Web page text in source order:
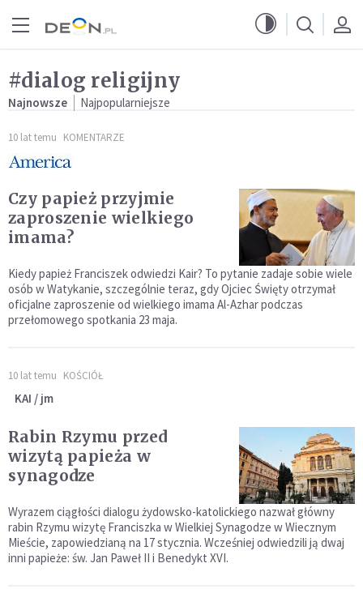
#dialog religijny
Najnowsze Najpopularniejsze
10 lat temu KOMENTARZE
Czy papież przyjmie
zaproszenie wielkiego
imama?
Kiedy papież Franciszek odwiedzi Kair? To pytanie zadaje sobie wiele
osób w Watykanie, szczególnie teraz, gdy Ojciec Święty otrzymał
oficjalne zaproszenie od wielkiego imama Al-Azhar podczas
przełomowego spotkania 23 maja.
10 lat temu KOŚCIÓŁ
KAI / jm
Rabin Rzymu przed
wizytą papieża w
synagodze
Wyrazem ciągłości dialogu żydowsko-katolickiego nazwał główny
rabin Rzymu wizytę Franciszka w Wielkiej Synagodze w Wiecznym
Mieście, zapowiedzianą na 17 stycznia. Wcześniej odwiedzili ją dwaj
inni papieże: św. Jan Paweł II i Benedykt XVI.